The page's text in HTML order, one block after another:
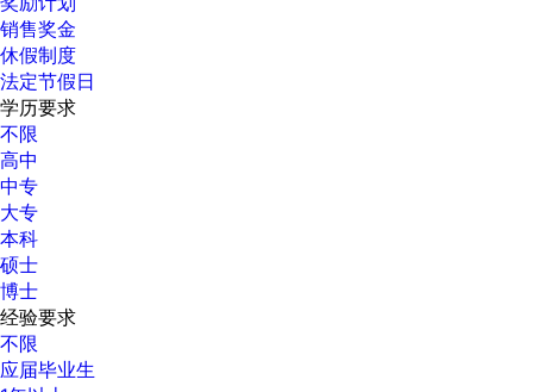
销售奖金
休假制度
法定节假日
学历要求
不限
高中
中专
大专
本科
硕士
博士
经验要求
不限
应届毕业生